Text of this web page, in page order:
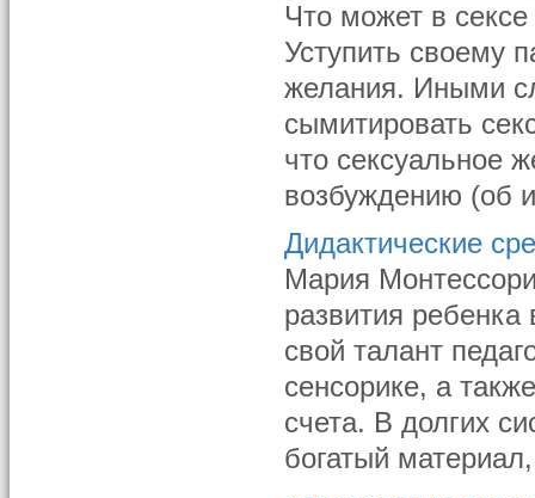
Что может в
Уступить своему
желания. Иными
сымитировать
что сексуальное
возбуждению (об
Дидактические
Мария
развития
свой талант
сенсорике, а
счета. В долгих
богатый